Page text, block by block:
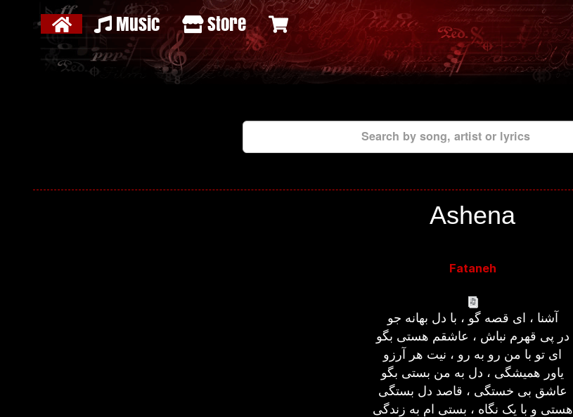
Music Store
Search by song, artist or lyrics
Ashena
Fataneh
آشنا ، ای قصه گو ، با دل بهانه جو
در پی قهرم نباش ، عاشقم هستی بگو
ای تو با من رو به رو ، نیت هر آرزو
یاور همیشگی ، دل به من بستی بگو
عاشق بی خستگی ، قاصد دل بستگی
هستی و با یک نگاه ، بستی ام به زندگی